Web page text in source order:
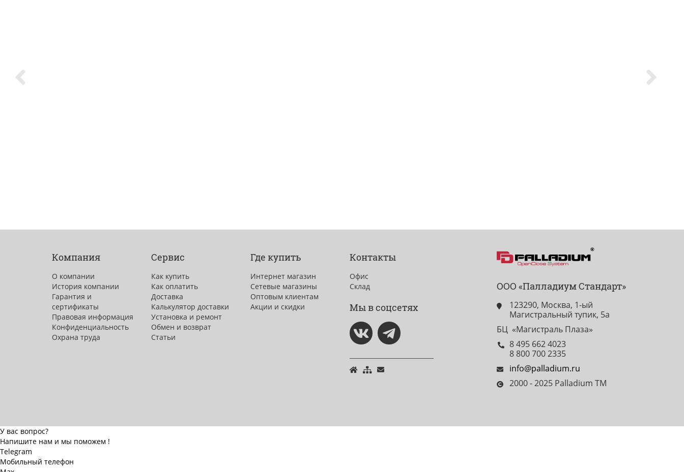
Компания
О компании
История компании
Гарантия и
сертификаты
Правовая информация
Конфиденциальность
Охрана труда
Сервис
Как купить
Как оплатить
Доставка
Калькулятор доставки
Установка и ремонт
Обмен и возврат
Статьи
Где купить
Интернет магазин
Сетевые магазины
Оптовым клиентам
Акции и скидки
Контакты
Офис
Склад
Мы в соцсетях
ООО «Палладиум Стандарт»
123290, Москва, 1-ый
Магистральный тупик, 5а
БЦ «Магистраль Плаза»
8 495 662 4023
8 800 700 2335
info@palladium.ru
2000 - 2025 Palladium TM
У вас вопрос?
Напишите нам и мы поможем !
Telegram
Мобильный телефон